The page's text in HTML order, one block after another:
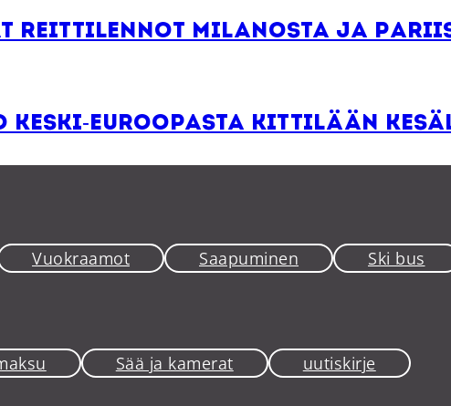
reittilennot Milanosta ja
Euroopasta Kittilään
Vuokraamot Saapuminen Ski bus
Sää ja kamerat uutiskirje